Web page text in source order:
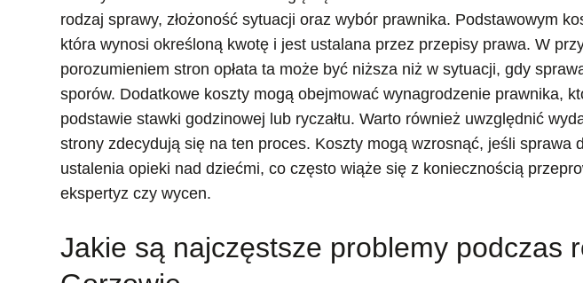
rodzaj sprawy, złożoność sytuacji oraz wybór prawnika. Podstawowym
która wynosi określoną kwotę i jest ustalana przez przepisy prawa. W
porozumieniem stron opłata ta może być niższa niż w sytuacji, gdy
sporów. Dodatkowe koszty mogą obejmować wynagrodzenie prawnika,
podstawie stawki godzinowej lub ryczałtu. Warto również uwzględnić
strony zdecydują się na ten proces. Koszty mogą wzrosnąć, jeśli sprawa
ustalenia opieki nad dziećmi, co często wiąże się z koniecznością
ekspertyz czy wycen.
Jakie są najczęstsze problemy podczas